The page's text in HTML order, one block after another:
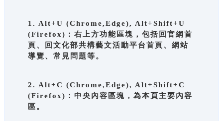
1. Alt+U (Chrome,Edge), Alt+Shift+U
(Firefox)：右上方功能區塊，包括回官網首
頁、回文化部共構藝文活動平台首頁、網站
導覽、常見問題等。
2. Alt+C (Chrome,Edge), Alt+Shift+C
(Firefox)：中央內容區塊，為本頁主要內容
區。